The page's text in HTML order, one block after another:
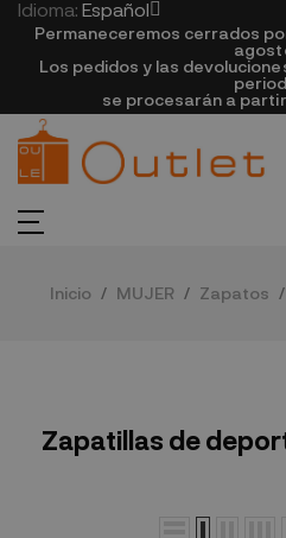
Idioma: Español
Permaneceremos cerrados
Los pedidos y las
se procesarán a
Inicio MUJER Zapatos
Zapatillas de